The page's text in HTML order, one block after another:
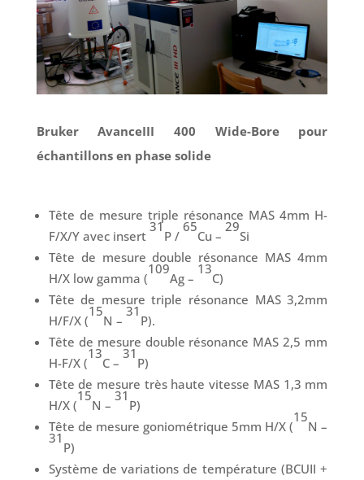
Bruker AvanceIII 400 Wide-Bore pour
échantillons en phase solide
Tête de mesure triple résonance MAS 4mm H-
F/X/Y avec insert
31
P /
65
Cu –
29
Si
Tête de mesure double résonance MAS 4mm
H/X low gamma (
109
Ag –
13
C)
Tête de mesure triple résonance MAS 3,2mm
H/F/X (
15
N –
31
P).
Tête de mesure double résonance MAS 2,5 mm
H-F/X (
13
C –
31
P)
Tête de mesure très haute vitesse MAS 1,3 mm
H/X (
15
N –
31
P)
Tête de mesure goniométrique 5mm H/X (
15
N –
31
P)
Système de variations de température (BCUII +